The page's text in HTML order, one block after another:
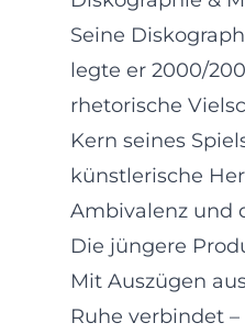
Seine
legte er 2000/
rhetorische
Kern seines
künstlerische
Ambivalenz und
Die jüngere
Mit Auszügen
Ruhe verbindet